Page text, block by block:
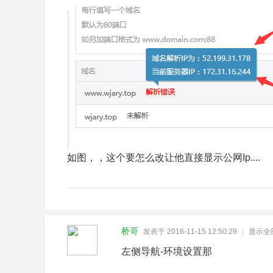
如图，，这个要怎么改让他直接显示公网Ip....
桥哥 发表于 2016-11-15 12:50:29 显示全
左侧导航-环境设置那